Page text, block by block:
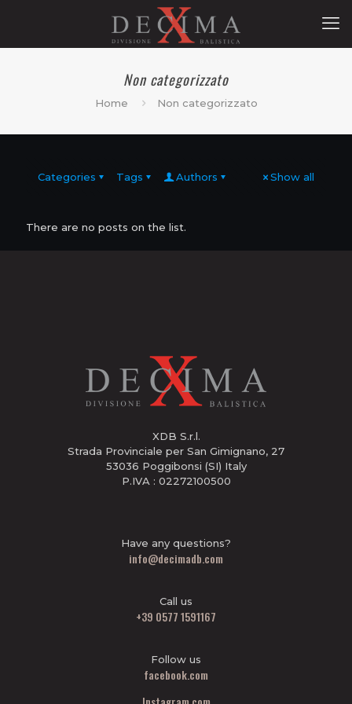
Non categorizzato
Home Non categorizzato
Categories Tags Authors Show all
There are no posts on the list.
XDB S.r.l.
Strada Provinciale per San Gimignano, 27
53036 Poggibonsi (SI) Italy
P.IVA : 02272100500
Have any questions?
info@decimadb.com
Call us
+39 0577 1591167
Follow us
facebook.com